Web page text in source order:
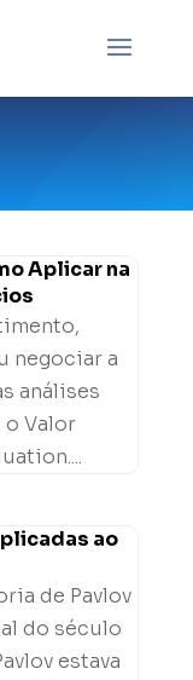
Aplicar na
negociar a
análises
o Valor
ao
de Pavlov
do século
estava